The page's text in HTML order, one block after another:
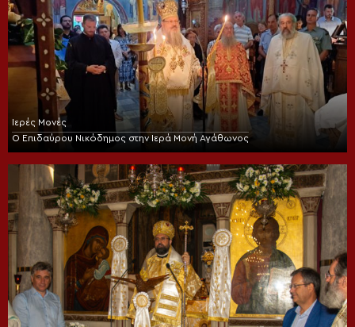
Ιερές Μονές
Ο Επιδαύρου Νικόδημος στην Ιερά Μονή Αγάθωνος